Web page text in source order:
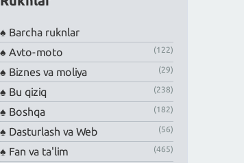
Barcha ruknlar
Avto-moto
(122)
Biznes va moliya (29)
Bu qiziq (238)
Boshqa (182)
Dasturlash va Web (56)
Fan va ta'lim (465)